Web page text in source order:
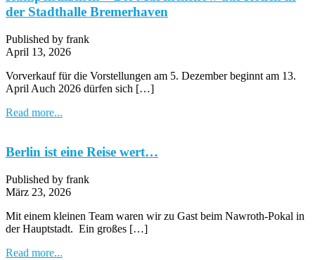
der Stadthalle Bremerhaven
Published by frank
April 13, 2026
Vorverkauf für die Vorstellungen am 5. Dezember beginnt am 13.
April Auch 2026 dürfen sich […]
Read more...
Berlin ist eine Reise wert…
Published by frank
März 23, 2026
Mit einem kleinen Team waren wir zu Gast beim Nawroth-Pokal in
der Hauptstadt. Ein großes […]
Read more...